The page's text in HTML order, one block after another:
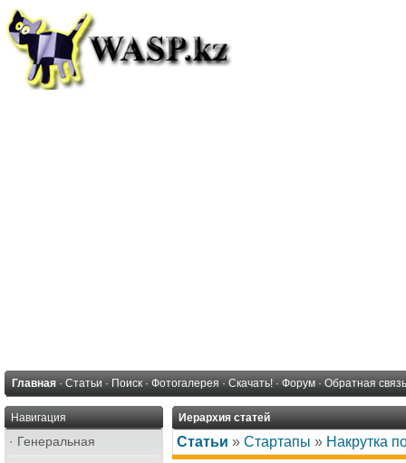
Главная · Статьи · Поиск · Фотогалерея · Скачать! · Форум · Обратная связь
Навигация
· Генеральная
Иерархия статей
Статьи » Стартапы » Накрутка